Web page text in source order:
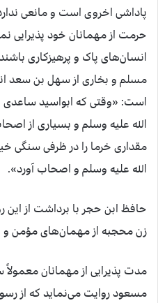
پاداشی اخروی است و مانعی
حرمت از مهمانان خود پذیرایی
انسان‌های پاک و پرهیزکاری
مسلم و بخاری از سهل بن سعد
است: «وقتی که ابواسید ساعدی
الله عليه وسلم و بسیاری از
مقداری خرما را در ظرفی سنگی
الله عليه وسلم و اصحاب آورد».
حافظ ابن حجر با برداشت از این
زن محجبه از مهما‌ن‌های مؤمن و
مدت پذیرایی از مهمانان معمولاً
مسعود روایت می‌نماید که از